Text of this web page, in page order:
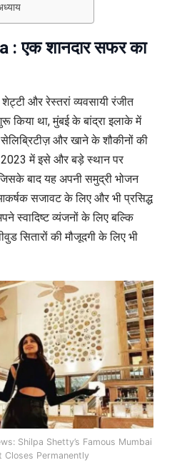
: एक शानदार सफर का
शेट्टी और रेस्तरां व्यवसायी रंजीत
किया था, मुंबई के बांद्रा इलाके में
और खाने के शौकीनों की
2023 में इसे और बड़े स्थान पर
बाद यह अपनी समुद्री भोजन
सजावट के लिए और भी प्रसिद्ध
स्वादिष्ट व्यंजनों के लिए बल्कि
सितारों की मौजूदगी के लिए भी
Shilpa Shetty’s Famous Mumbai
Closes Permanently